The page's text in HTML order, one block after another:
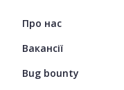
Про нас
Вакансії
Bug bounty